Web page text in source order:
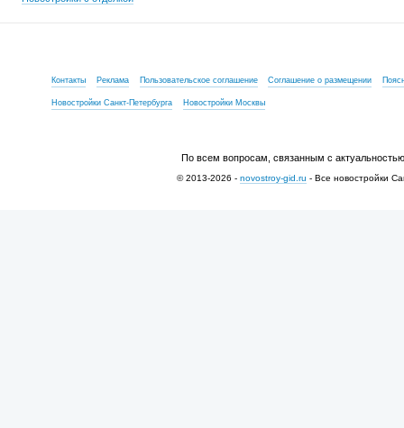
Контакты Реклама Пользовательское соглашение Соглашение о размещении
Новостройки Санкт-Петербурга Новостройки Москвы
По всем вопросам, связанным с
© 2013-2026 - novostroy-gid.ru - Все новостройки